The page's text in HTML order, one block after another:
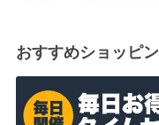
おすすめショッピ